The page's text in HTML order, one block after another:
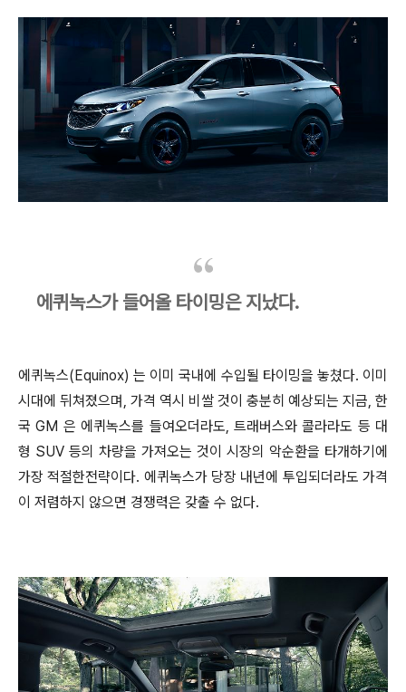
에퀴녹스가 들어올 타이밍은 지났다.
에퀴녹스(Equinox) 는 이미 국내에 수입될 타이밍을 놓쳤다. 이미
시대에 뒤쳐졌으며, 가격 역시 비쌀 것이 충분히 예상되는 지금, 한
국 GM 은 에퀴녹스를 들여오더라도, 트래버스와 콜라라도 등 대
형 SUV 등의 차량을 가져오는 것이 시장의 악순환을 타개하기에
가장 적절한전략이다. 에퀴녹스가 당장 내년에 투입되더라도 가격
이 저렴하지 않으면 경쟁력은 갖출 수 없다.